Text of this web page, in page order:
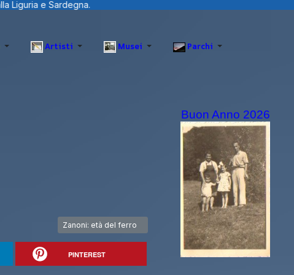
Artisti Musei Parchi
Articolo successivo: Zanoni: età del ferro
Zanoni: età del ferro
PINTEREST
Buon Anno 2026